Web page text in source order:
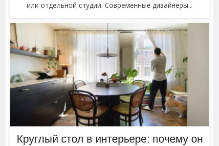
или отдельной студии. Современные дизайнеры...
Круглый стол в интерьере: почему он